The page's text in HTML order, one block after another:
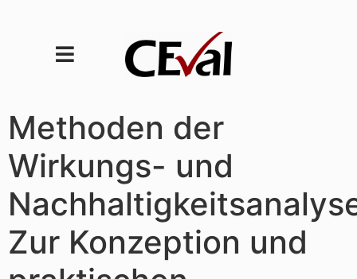
Methoden der
Wirkungs- und
Zur Konzeption und